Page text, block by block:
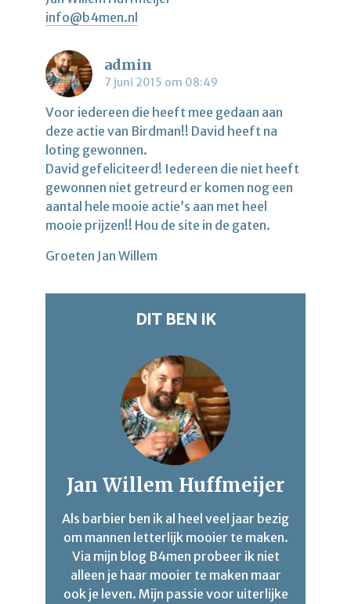
info@b4men.nl
admin
7 juni 2015 om 08:49
Voor iedereen die heeft mee gedaan aan
deze actie van Birdman!! David heeft na
loting gewonnen.
David gefeliciteerd! Iedereen die niet heeft
gewonnen niet getreurd er komen nog een
aantal hele mooie actie’s aan met heel
mooie prijzen!! Hou de site in de gaten.
Groeten Jan Willem
DIT BEN IK
Jan Willem Huffmeijer
Als barbier ben ik al heel veel jaar bezig
om mannen letterlijk mooier te maken.
Via mijn blog B4men probeer ik niet
alleen je haar mooier te maken maar
ook je leven. Mijn passie voor uiterlijke